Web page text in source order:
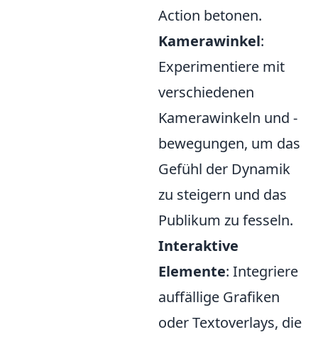
Action betonen.
Kamerawinkel:
Experimentiere mit
verschiedenen
Kamerawinkeln und -
bewegungen, um das
Gefühl der Dynamik
zu steigern und das
Publikum zu fesseln.
Interaktive
Elemente: Integriere
auffällige Grafiken
oder Textoverlays, die